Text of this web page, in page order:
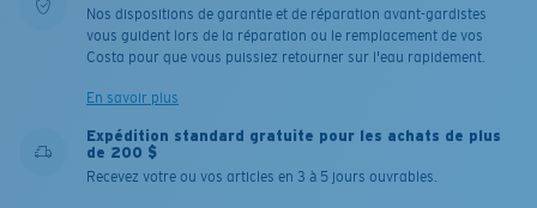
Nos dispositions de garantie et de réparation avant-gardistes
vous guident lors de la réparation ou le remplacement de vos
Costa pour que vous puissiez retourner sur l'eau rapidement.
En savoir plus
Expédition standard gratuite pour les achats de plus
de 200 $
Recevez votre ou vos articles en 3 à 5 jours ouvrables.